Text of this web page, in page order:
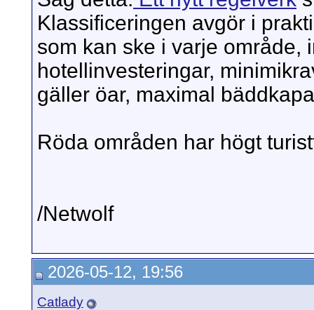
Klassificeringen avgör i
som kan ske i varje område,
hotellinvesteringar,
gäller öar, maximal
Röda områden har högt
/Netwolf
2026-05-12, 19:56
Catlady